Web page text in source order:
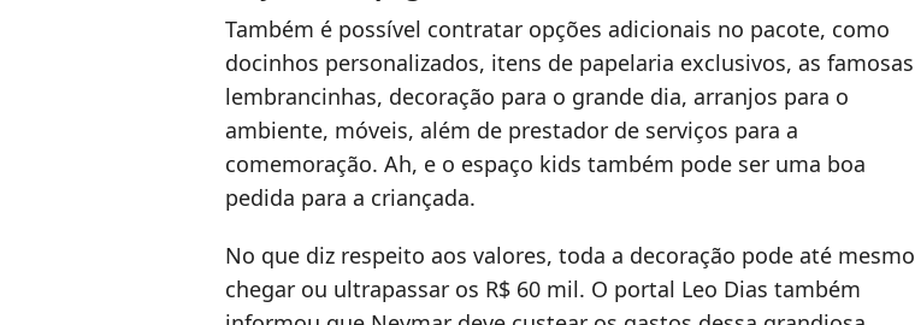
Também é possível contratar opções adicionais no pacote, como
docinhos personalizados, itens de papelaria exclusivos, as famosas
lembrancinhas, decoração para o grande dia, arranjos para o
ambiente, móveis, além de prestador de serviços para a
comemoração. Ah, e o espaço kids também pode ser uma boa
pedida para a criançada.
No que diz respeito aos valores, toda a decoração pode até mesmo
chegar ou ultrapassar os R$ 60 mil. O portal Leo Dias também